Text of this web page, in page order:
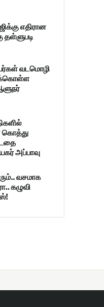
எதிரான
தள்ளுபடி
வடமொழி
கொத்து
அப்பாவு
வசமாக
கழுவி